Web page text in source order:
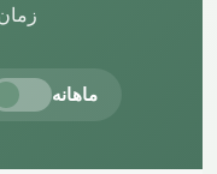
ماهانه